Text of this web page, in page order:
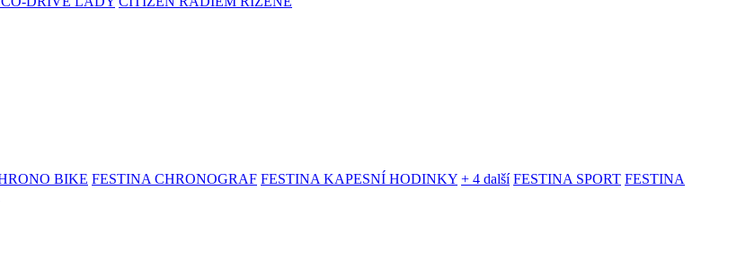
BIKE FESTINA CHRONOGRAF FESTINA KAPESNÍ HODINKY + 4 další FESTINA SPORT FESTINA